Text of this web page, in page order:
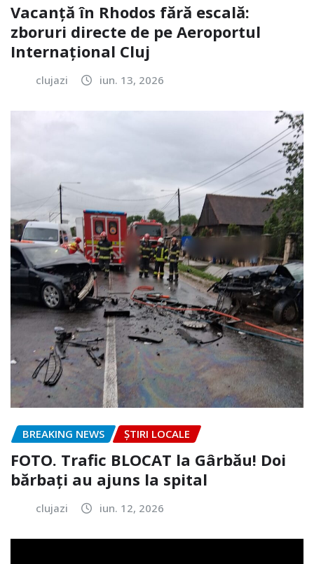
Vacanță în Rhodos fără escală:
zboruri directe de pe Aeroportul
Internațional Cluj
clujazi iun. 13, 2026
BREAKING NEWS ȘTIRI LOCALE
FOTO. Trafic BLOCAT la Gârbău! Doi
bărbați au ajuns la spital
clujazi iun. 12, 2026